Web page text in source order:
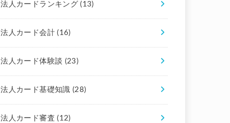
法人カードランキング(13)
法人カード会計(16)
法人カード体験談 (23)
法人カード基礎知識 (28)
法人カード審査(12)